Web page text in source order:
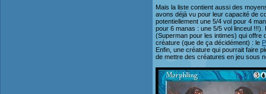
Mais la liste contient aussi des
avons déjà vu pour leur capacité de
potentiellement une 5/4 vol pour 4
pour 6 manas : une 5/5 vol linceul
(Superman pour les intimes) qui offre
créature (que de ça décidément) : le
Enfin, une créature qui pourrait faire
de mettre des créatures en jeu sous